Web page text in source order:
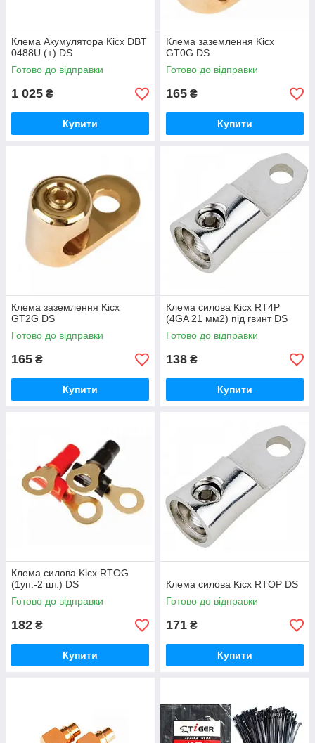
Клема Акумулятора Kicx DBT
0488U (+) DS
Готово до відправки
1 025 ₴
Купити
Клема заземлення Kicx
GT0G DS
Готово до відправки
165 ₴
Купити
Клема заземлення Kicx
GT2G DS
Готово до відправки
165 ₴
Купити
Клема силова Kicx RT4Р
(4GA 21 мм2) під гвинт DS
Готово до відправки
138 ₴
Купити
Клема силова Kicx RTOG
(1уп.-2 шт.) DS
Готово до відправки
182 ₴
Купити
Клема силова Kicx RTОР DS
Готово до відправки
171 ₴
Купити